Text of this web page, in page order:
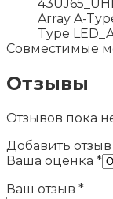
Array A-
Type
Совместимые
Отзывы
Отзывов пока
Добавить отзыв
Ваша оценка *
Ваш отзыв *